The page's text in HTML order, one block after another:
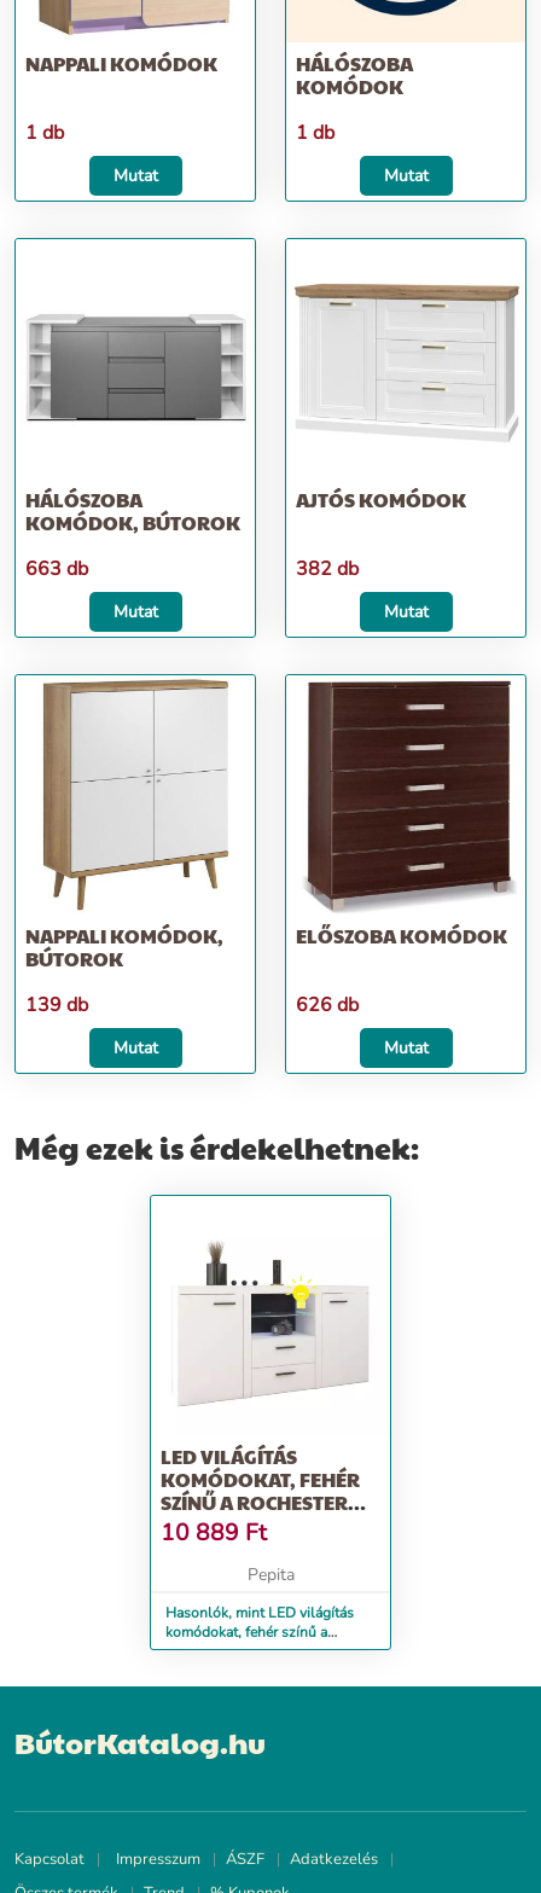
NAPPALI KOMÓDOK
1 db
Mutat
HÁLÓSZOBA
KOMÓDOK
1 db
Mutat
HÁLÓSZOBA
KOMÓDOK, BÚTOROK
663 db
Mutat
AJTÓS KOMÓDOK
382 db
Mutat
NAPPALI KOMÓDOK,
BÚTOROK
139 db
Mutat
ELŐSZOBA KOMÓDOK
626 db
Mutat
Még ezek is érdekelhetnek:
LED VILÁGÍTÁS
KOMÓDOKAT, FEHÉR
SZÍNŰ A ROCHESTER
KOMÓDHOZ
10 889 Ft
Pepita
Hasonlók, mint LED világítás
komódokat, fehér színű a
ROCHESTER komódhoz
BútorKatalog.hu
Kapcsolat Impresszum ÁSZF
Adatkezelés